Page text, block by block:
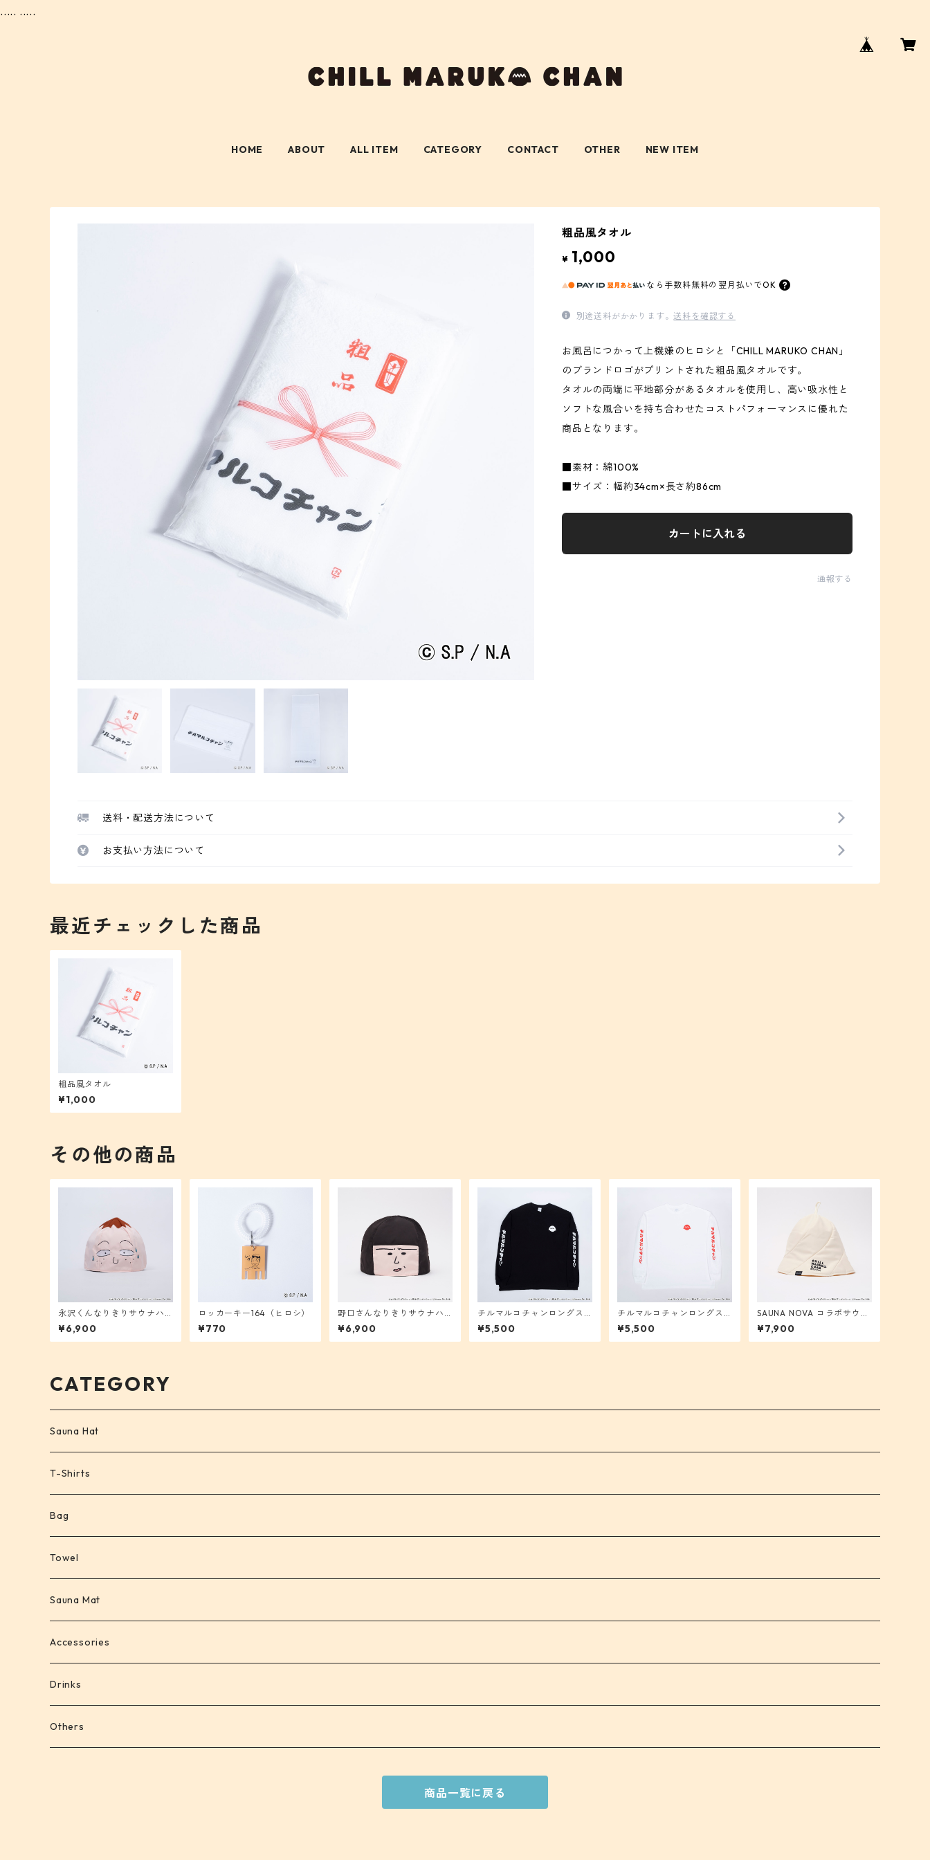
..... .....
HOME ABOUT ALL ITEM CATEGORY CONTACT OTHER NEW ITEM
粗品風タオル
¥ 1,000
なら 手数料無料の 翌月払いでOK
別途送料がかかります。送料を確認する
お風呂につかって上機嫌のヒロシと「CHILL MARUKO CHAN」
のブランドロゴがプリントされた粗品風タオルです。
タオルの両端に平地部分があるタオルを使用し、高い吸水性と
ソフトな風合いを持ち合わせたコストパフォーマンスに優れた
商品となります。
■素材：綿100%
■サイズ：幅約34cm×長さ約86cm
カートに入れる
通報する
送料・配送方法について
お支払い方法について
最近チェックした商品
粗品風タオル
¥1,000
その他の商品
永沢くんなりきりサウナハ
ット
¥6,900
ロッカーキー164（ヒロシ）
¥770
野口さんなりきりサウナハ
ット
¥6,900
チルマルコチャンロングス
リーブＴシャツ（黒）
¥5,500
チルマルコチャンロングス
リーブＴシャツ（白）
¥5,500
SAUNA NOVA コラボサウナ
ハット（オフホワイト）
¥7,900
CATEGORY
Sauna Hat
T-Shirts
Bag
Towel
Sauna Mat
Accessories
Drinks
Others
商品一覧に戻る